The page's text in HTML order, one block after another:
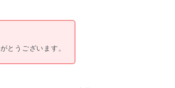
とうございます。